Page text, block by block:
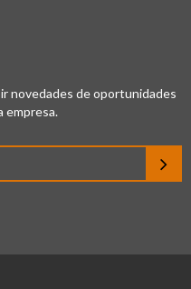
novedades de oportunidades
empresa.